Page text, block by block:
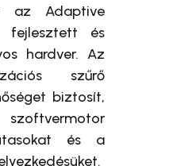
az Adaptive
fejlesztett és
hardver. Az
szűrő
biztosít,
és a